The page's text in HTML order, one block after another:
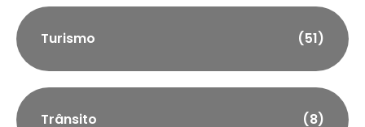
Turismo (51)
Trânsito (8)